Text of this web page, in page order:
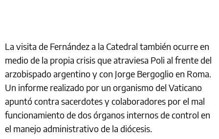
La visita de Fernández a la Catedral también ocurre en
medio de la propia crisis que atraviesa Poli al frente del
arzobispado argentino y con Jorge Bergoglio en Roma.
Un informe realizado por un organismo del Vaticano
apuntó contra sacerdotes y colaboradores por el mal
funcionamiento de dos órganos internos de control en
el manejo administrativo de la diócesis.